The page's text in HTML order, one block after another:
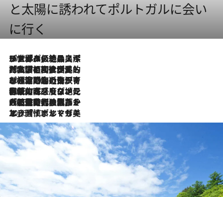
と太陽に誘われてポルトガルに会い
に行く
2026.8.8
リスボンの絶品スイーツ「パステル・デ・ナタ」とは？ポルトガル伝統の奥深い世界へ
2026.7.27
「私の祖国はポルトガル語です」国民的詩人フェルナンド・ペソアと、彼が愛した文学の街を歩く
2026.7.26
ポルトガル近海が育む極上の海の幸。キリリと冷えた白ワインと愉しむ、シーフード専門店の贅沢
2026.7.22
伝統の味をモダンに昇華。高感度な地元客が集う、リスボンの最旬ガストロノミー
2026.7.21
大航海時代の栄華から、震災、独裁、そして革命へ。ポルトガル・首都リスボンの石畳に刻まれた「歴史の光と影」
2026.7.13
エッセイ・ヤマザキマリ「慎ましくも美しき国 ポルトガル」